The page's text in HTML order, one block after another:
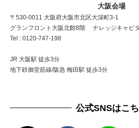
大阪会場
〒530-0011 大阪府大阪市北区大深町3-1
グランフロント大阪北館8階 ナレッジキャピ
Tel : 0120-747-198
JR 大阪駅 徒歩3分
地下鉄御堂筋線/阪急 梅田駅 徒歩3分
公式SNSはこ